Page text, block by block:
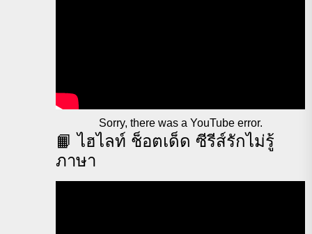
Sorry, there was a YouTube error.
📙 ไฮไลท์ ช็อตเด็ด ซีรีส์รักไม่รู้
ภาษา